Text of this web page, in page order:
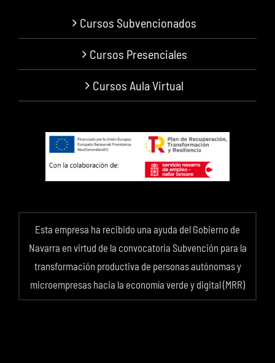
Cursos Subvencionados
Cursos Presenciales
Cursos Aula Virtual
Esta empresa ha recibido una ayuda del Gobierno de
Navarra en virtud de la convocatoria Subvención para la
transformación productiva de personas autónomas y
microempresas hacia la economía verde y digital (MRR)